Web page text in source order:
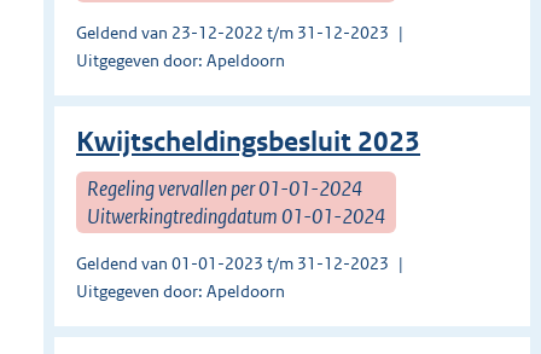
Geldend van 23-12-2022 t/m 31-12-2023
Uitgegeven door: Apeldoorn
Kwijtscheldingsbesluit 2023
Regeling vervallen per 01-01-2024
Uitwerkingtredingdatum 01-01-2024
Geldend van 01-01-2023 t/m 31-12-2023
Uitgegeven door: Apeldoorn